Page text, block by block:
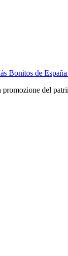
Bonitos de
del